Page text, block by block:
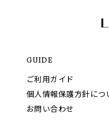
GUIDE
ご利用ガイド
個人情報保護方針につ
お問い合わせ